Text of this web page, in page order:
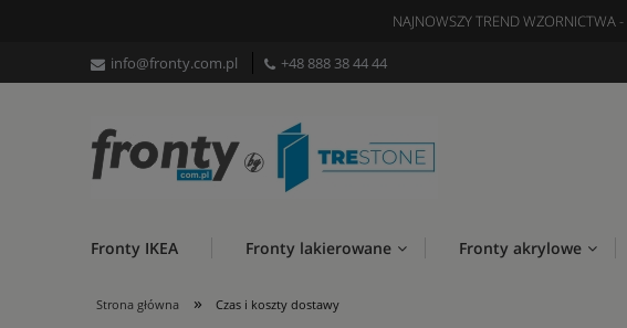
NAJNOWSZY TREND WZORNICTWA -
info@fronty.com.pl +48 888 38 44 44
Fronty IKEA Fronty lakierowane Fronty akrylowe
Strona główna » Czas i koszty dostawy